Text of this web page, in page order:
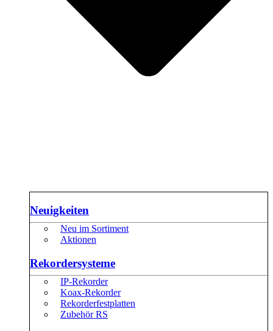
Neuigkeiten
Neu im Sortiment
Aktionen
Rekordersysteme
IP-Rekorder
Koax-Rekorder
Rekorderfestplatten
Zubehör RS